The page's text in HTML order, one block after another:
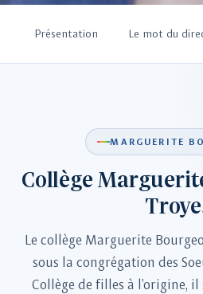
Présentation Le mot du
MARGUERITE
Collège
Le collège Marguerite
sous la congrégation des
Collège de filles à l'origine, il